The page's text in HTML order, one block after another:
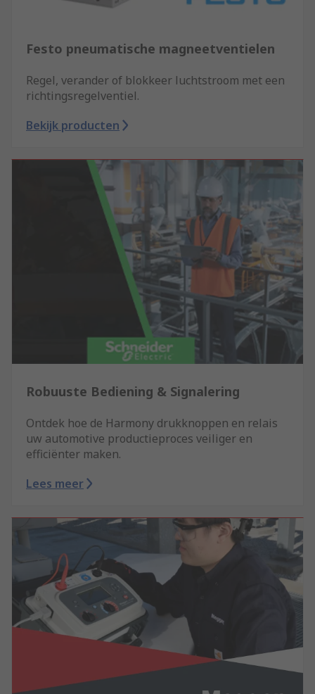
Festo pneumatische magneetventielen
Regel, verander of blokkeer luchtstroom met een
richtingsregelventiel.
Bekijk producten
Robuuste Bediening & Signalering
Ontdek hoe de Harmony drukknoppen en relais
uw automotive productieproces veiliger en
efficiënter maken.
Lees meer